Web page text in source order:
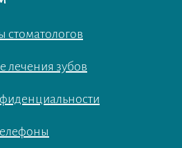
стоматологов
лечения зубов